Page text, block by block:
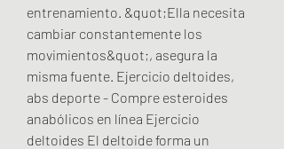
entrenamiento. &quot;Ella necesita
cambiar constantemente los
movimientos&quot;, asegura la
misma fuente. Ejercicio deltoides,
abs deporte - Compre esteroides
anabólicos en línea Ejercicio
deltoides El deltoide forma un